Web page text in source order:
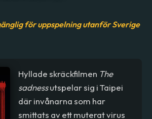
för uppspelning utanför Sverige
Hyllade skräckfilmen The
sadnessutspelar sig i Taipei
där invånarna som har
smittats av ett muterat virus